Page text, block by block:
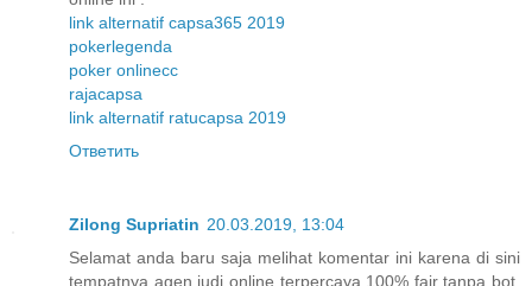
link alternatif capsa365 2019
pokerlegenda
poker onlinecc
rajacapsa
link alternatif ratucapsa 2019
Ответить
Zilong Supriatin 20.03.2019, 13:04
Selamat anda baru saja melihat komentar ini karena di sini
tempatnya agen judi online terpercaya 100% fair tanpa bot,